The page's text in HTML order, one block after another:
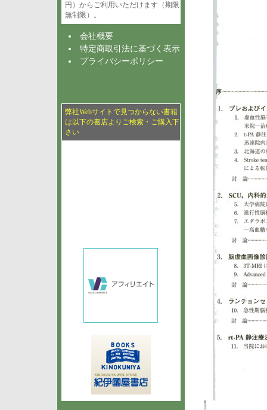
円）からご利用いただけます（期限
無制限）。
会社概要
特定商取引法に基づく表示
プライバシーポリシー
弊社Webサイトで見つからない書籍
は以下の書店よりご検索・ご購入下
さい